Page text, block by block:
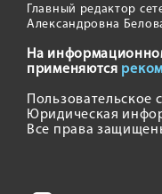
Главный редактор
Александровна
На
применяются
Пользовательское
Юридическая
Все права